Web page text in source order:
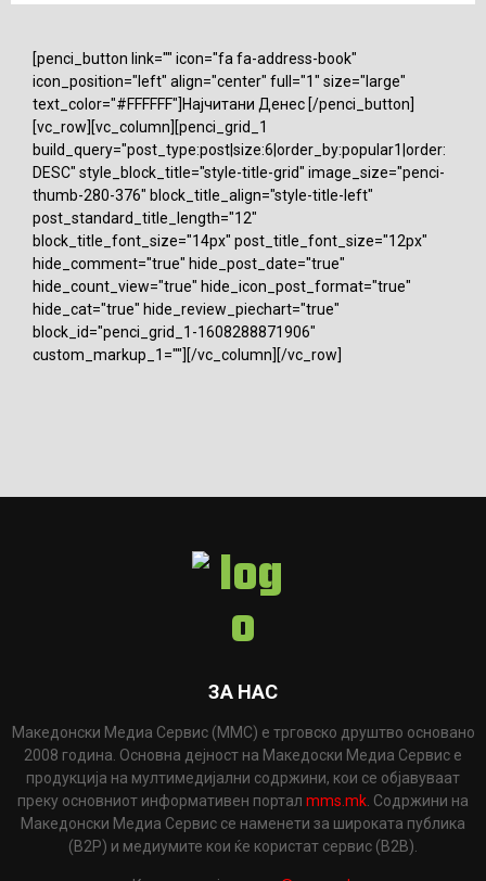
[penci_button link="" icon="fa fa-address-book"
icon_position="left" align="center" full="1" size="large"
text_color="#FFFFFF"]Најчитани Денес [/penci_button]
[vc_row][vc_column][penci_grid_1
build_query="post_type:post|size:6|order_by:popular1|order:
DESC" style_block_title="style-title-grid" image_size="penci-
thumb-280-376" block_title_align="style-title-left"
post_standard_title_length="12"
block_title_font_size="14px" post_title_font_size="12px"
hide_comment="true" hide_post_date="true"
hide_count_view="true" hide_icon_post_format="true"
hide_cat="true" hide_review_piechart="true"
block_id="penci_grid_1-1608288871906"
custom_markup_1=""][/vc_column][/vc_row]
ЗА НАС
Македонски Медиа Сервис (ММС) е трговско друштво основано
2008 година. Основна дејност на Македоски Медиа Сервис е
продукција на мултимедијални содржини, кои се објавуваат
преку основниот информативен портал mms.mk . Содржини на
Македонски Медиа Сервис се наменети за широката публика
(B2P) и медиумите кои ќе користат сервис (B2B).